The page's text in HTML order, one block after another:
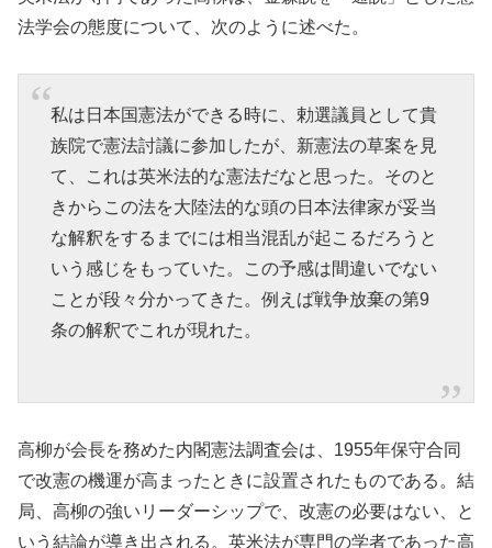
法学会の態度について、次のように述べた。
私は日本国憲法ができる時に、勅選議員として貴
族院で憲法討議に参加したが、新憲法の草案を見
て、これは英米法的な憲法だなと思った。そのと
きからこの法を大陸法的な頭の日本法律家が妥当
な解釈をするまでには相当混乱が起こるだろうと
いう感じをもっていた。この予感は間違いでない
ことが段々分かってきた。例えば戦争放棄の第9
条の解釈でこれが現れた。
高柳が会長を務めた内閣憲法調査会は、1955年保守合同
で改憲の機運が高まったときに設置されたものである。結
局、高柳の強いリーダーシップで、改憲の必要はない、と
いう結論が導き出される。英米法が専門の学者であった高